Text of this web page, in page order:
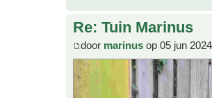
Re: Tuin Marinus
door marinus op 05 jun